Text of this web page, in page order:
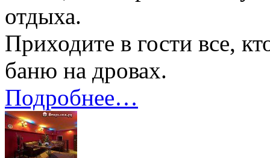
отдыха.
Приходите в гости все,
баню на дровах.
Подробнее…